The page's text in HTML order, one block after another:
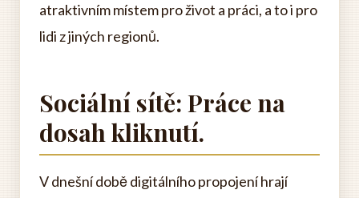
atraktivním místem pro život a práci, a to i pro
lidi z jiných regionů.
Sociální sítě: Práce na
dosah kliknutí.
V dnešní době digitálního propojení hrají